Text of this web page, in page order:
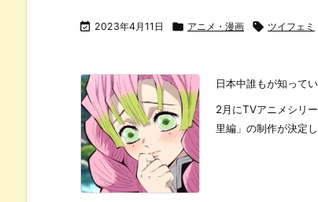
 2023年4月11日  アニメ・漫画  ツイフェミ
日本中誰もが知って
2月にTVアニメシリ
里編」の制作が決定